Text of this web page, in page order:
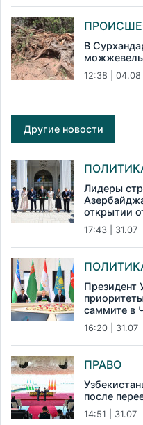
В
12:38 | 04.08
Другие новости
Лидеры
открытии
17:43 | 31.07
Президент
саммите в
16:20 | 31.07
ПРАВО
после
14:51 | 31.07